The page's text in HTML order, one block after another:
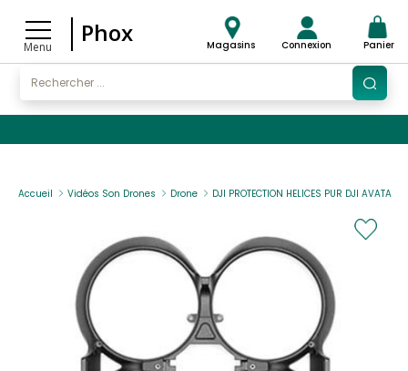
Menu
Phox Magasins Connexion Panier
Accueil Vidéos Son Drones Drone DJI PROTECTION HELICES PUR DJI AVATA